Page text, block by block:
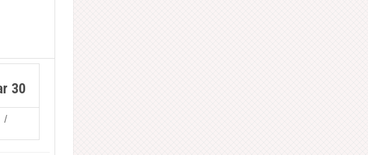
30
/